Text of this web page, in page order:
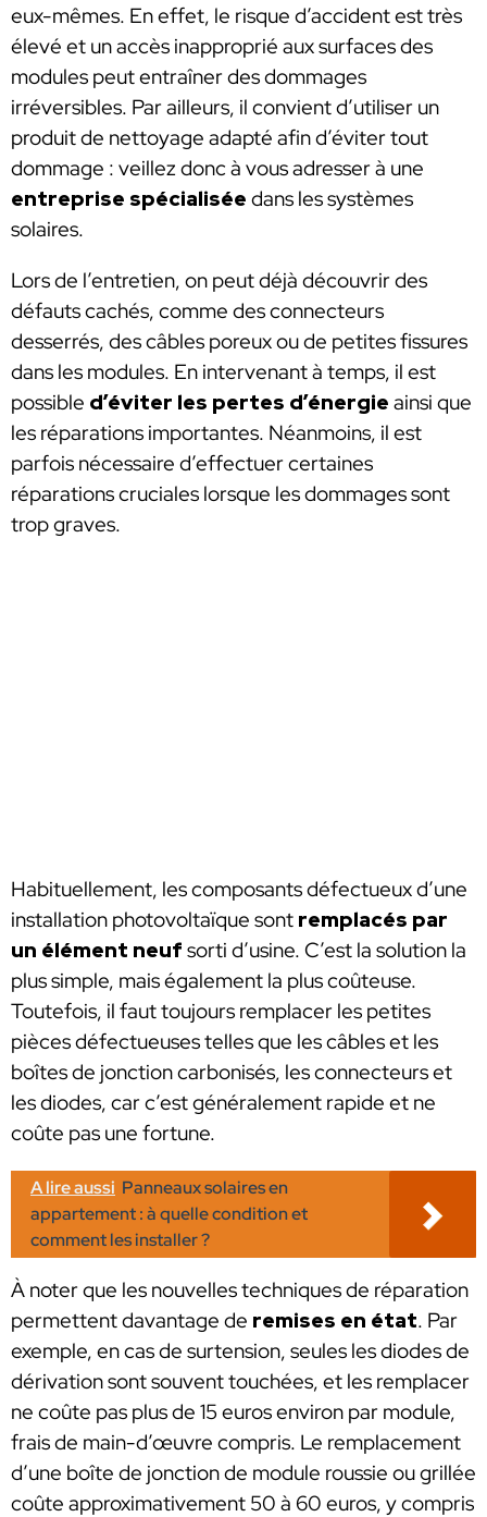
eux-mêmes. En effet, le risque d’accident est très
élevé et un accès inapproprié aux surfaces des
modules peut entraîner des dommages
irréversibles. Par ailleurs, il convient d’utiliser un
produit de nettoyage adapté afin d’éviter tout
dommage : veillez donc à vous adresser à une
entreprise spécialisée dans les systèmes
solaires.
Lors de l’entretien, on peut déjà découvrir des
défauts cachés, comme des connecteurs
desserrés, des câbles poreux ou de petites fissures
dans les modules. En intervenant à temps, il est
possible d’éviter les pertes d’énergie ainsi que
les réparations importantes. Néanmoins, il est
parfois nécessaire d’effectuer certaines
réparations cruciales lorsque les dommages sont
trop graves.
Habituellement, les composants défectueux d’une
installation photovoltaïque sont remplacés par
un élément neuf sorti d’usine. C’est la solution la
plus simple, mais également la plus coûteuse.
Toutefois, il faut toujours remplacer les petites
pièces défectueuses telles que les câbles et les
boîtes de jonction carbonisés, les connecteurs et
les diodes, car c’est généralement rapide et ne
coûte pas une fortune.
A lire aussi Panneaux solaires en
appartement : à quelle condition et
comment les installer ?
À noter que les nouvelles techniques de réparation
permettent davantage de remises en état. Par
exemple, en cas de surtension, seules les diodes de
dérivation sont souvent touchées, et les remplacer
ne coûte pas plus de 15 euros environ par module,
frais de main-d’œuvre compris. Le remplacement
d’une boîte de jonction de module roussie ou grillée
coûte approximativement 50 à 60 euros, y compris